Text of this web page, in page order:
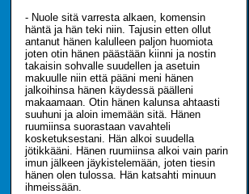
- Nuole sitä varresta alkaen, komensin
häntä ja hän teki niin. Tajusin etten ollut
antanut hänen kalulleen paljon huomiota
joten otin hänen päästään kiinni ja nostin
takaisin sohvalle suudellen ja asetuin
makuulle niin että pääni meni hänen
jalkoihinsa hänen käydessä päälleni
makaamaan. Otin hänen kalunsa ahtaasti
suuhuni ja aloin imemään sitä. Hänen
ruumiinsa suorastaan vavahteli
kosketuksestani. Hän alkoi suudella
jötikkääni. Hänen ruumiinsa alkoi vain parin
imun jälkeen jäykistelemään, joten tiesin
hänen olen tulossa. Hän katsahti minuun
ihmeissään.